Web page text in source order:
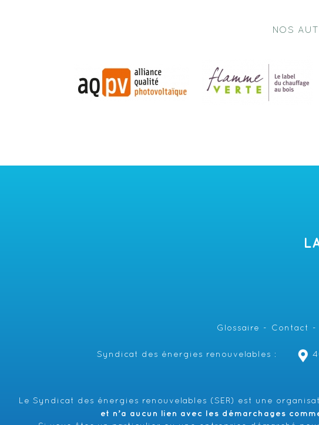
NOS
Glossaire Contact
Syndicat des énergies renouvelables :
Le Syndicat des énergies renouvelables (SER) est une
et n’a aucun lien avec les démarchages